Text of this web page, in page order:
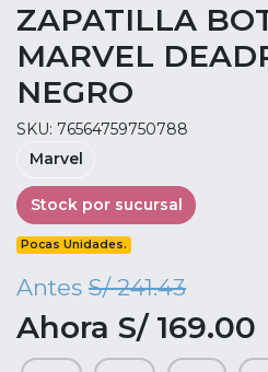
ZAPATILLA
MARVEL
NEGRO
SKU: 76564759750788
Marvel
Stock por sucursal
Pocas Unidades.
Antes S/ 241.43
Ahora S/ 169.00